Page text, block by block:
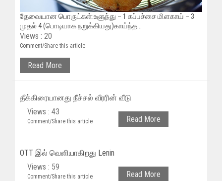
தேவையான பொருட்கள்:உளுந்து – 1 கப்பச்சை மிளகாய் – 3
முதல் 4 (பொடியாக நறுக்கியது)காய்ந்த...
Views : 20
Comment/Share this article
Read More
தீக்கிரையானது நீச்சல் வீரரின் வீடு
Views : 43
Comment/Share this article Read More
OTT இல் வெளியாகிறது Lenin
Views : 59
Comment/Share this article Read More